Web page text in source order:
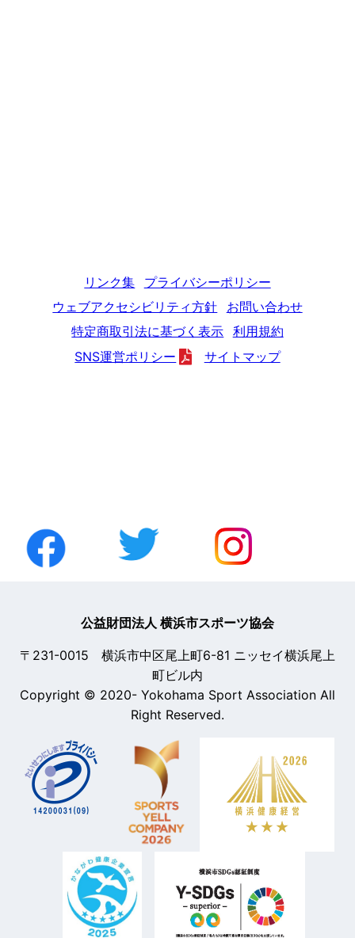
リンク集
プライバシーポリシー
ウェブアクセシビリティ方針
お問い合わせ
特定商取引法に基づく表示 利用規約
SNS運営ポリシー
サイトマップ
公益財団法人 横浜市スポーツ協会
〒231-0015 横浜市中区尾上町6-81 ニッセイ横浜尾上
町ビル内
Copyright © 2020- Yokohama Sport Association All
Right Reserved.